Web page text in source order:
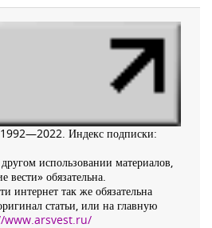
1992—2022. Индекс подписки:
использовании материалов,
вести» обязательна.
интернет так же обязательна
статьи, или на главную
www.arsvest.ru/